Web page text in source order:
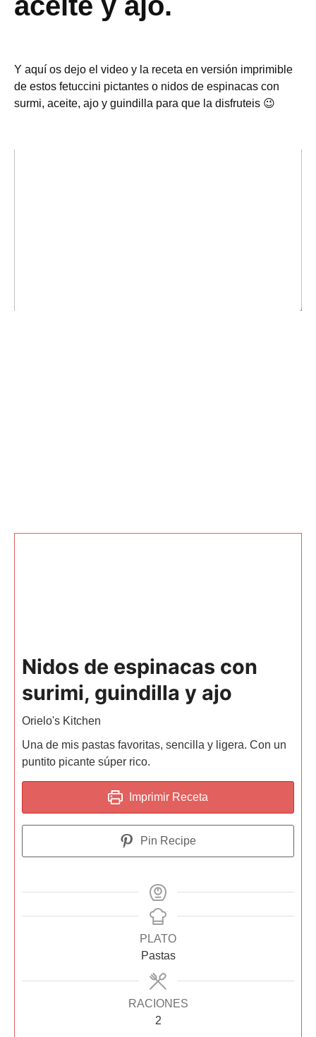
Y aquí os dejo el video y la receta en versión imprimible
de estos fetuccini pictantes o nidos de espinacas con
surmi, aceite, ajo y guindilla para que la disfruteis 😉
Nidos de espinacas con
surimi, guindilla y ajo
Orielo's Kitchen
Una de mis pastas favoritas, sencilla y ligera. Con un
puntito picante súper rico.
Imprimir Receta
Pin Recipe
PLATO
Pastas
RACIONES
2